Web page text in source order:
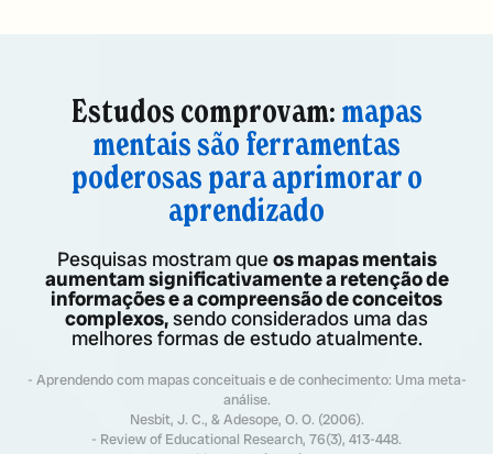
Estudos comprovam: mapas
mentais são ferramentas
poderosas para aprimorar o
aprendizado
Pesquisas mostram queos mapas mentais
aumentam significativamente a retenção de
informações e a compreensão de conceitos
complexos,sendo considerados uma das
melhores formas de estudo atualmente.
- Aprendendo com mapas conceituais e de conhecimento: Uma meta-
análise.
Nesbit, J. C., & Adesope, O. O. (2006).
- Review of Educational Research, 76(3), 413-448.